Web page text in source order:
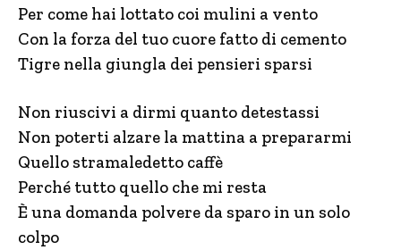
Per come hai lottato coi mulini a vento
Con la forza del tuo cuore fatto di cemento
Tigre nella giungla dei pensieri sparsi
Non riuscivi a dirmi quanto detestassi
Non poterti alzare la mattina a prepararmi
Quello stramaledetto caffè
Perché tutto quello che mi resta
È una domanda polvere da sparo in un solo
colpo